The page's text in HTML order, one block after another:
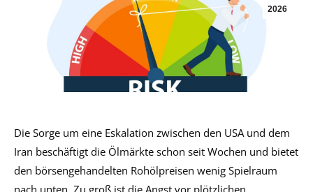
2026
Die Sorge um eine Eskalation zwischen den USA und dem
Iran beschäftigt die Ölmärkte schon seit Wochen und bietet
den börsengehandelten Rohölpreisen wenig Spielraum
nach unten. Zu groß ist die Angst vor plötzlichen